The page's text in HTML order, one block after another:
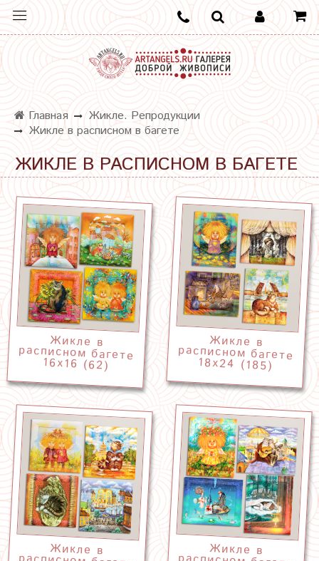
Главная
Жикле. Репродукции
Жикле в расписном в багете
ЖИКЛЕ В РАСПИСНОМ В БАГЕТЕ
Жикле в
расписном багете
16х16 (62)
Жикле в
расписном багете
18х24 (185)
Жикле в
расписном багете Жикле в
расписном багете